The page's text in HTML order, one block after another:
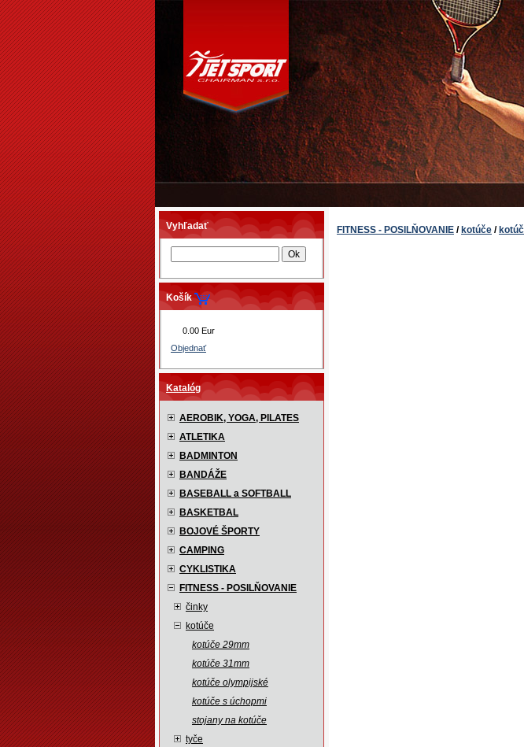
Vyhľadať
Košík
0.00 Eur
Objednať
Katalóg
AEROBIK, YOGA, PILATES
ATLETIKA
BADMINTON
BANDÁŽE
BASEBALL a SOFTBALL
BASKETBAL
BOJOVÉ ŠPORTY
CAMPING
CYKLISTIKA
FITNESS - POSILŇOVANIE
činky
kotúče
kotúče 29mm
kotúče 31mm
kotúče olympijské
kotúče s úchopmi
stojany na kotúče
tyče
FITNESS - POSILŇOVANIE / kotúče /